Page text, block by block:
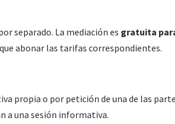
separado. La mediación es gratuita
abonar las tarifas correspondientes.
propia o por petición de una de las
a una sesión informativa.